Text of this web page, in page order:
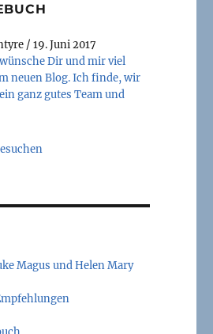
/ 19. Juni 2017
Dir und mir viel
neuen Blog. Ich finde, wir
ganz gutes Team und
Magus und Helen Mary